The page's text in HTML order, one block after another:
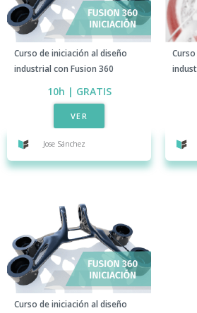
Curso de iniciación al diseño
industrial con Fusion 360
10h | GRATIS​
VER
Jose Sánchez
Curso de iniciación al diseño